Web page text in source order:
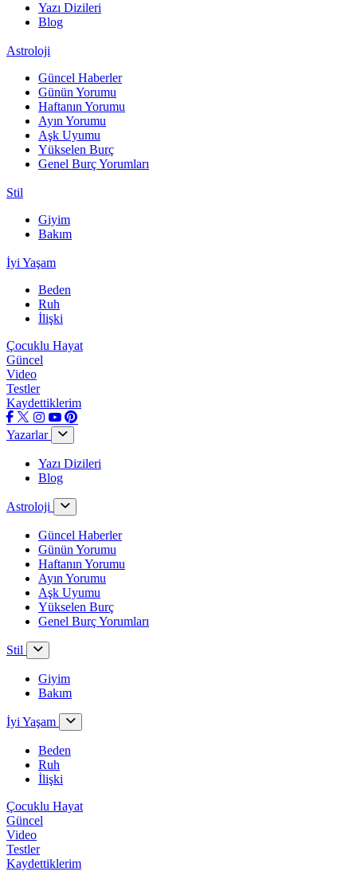
Yazı Dizileri
Blog
Astroloji
Güncel Haberler
Günün Yorumu
Haftanın Yorumu
Ayın Yorumu
Aşk Uyumu
Yükselen Burç
Genel Burç Yorumları
Stil
Giyim
Bakım
İyi Yaşam
Beden
Ruh
İlişki
Çocuklu Hayat
Güncel
Video
Testler
Kaydettiklerim
Yazarlar
Yazı Dizileri
Blog
Astroloji
Güncel Haberler
Günün Yorumu
Haftanın Yorumu
Ayın Yorumu
Aşk Uyumu
Yükselen Burç
Genel Burç Yorumları
Stil
Giyim
Bakım
İyi Yaşam
Beden
Ruh
İlişki
Çocuklu Hayat
Güncel
Video
Testler
Kaydettiklerim